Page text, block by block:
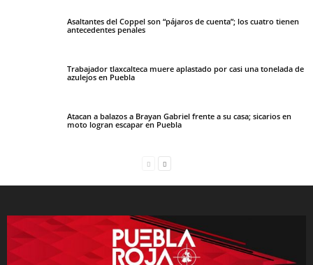
Asaltantes del Coppel son “pájaros de cuenta”; los cuatro tienen
antecedentes penales
Trabajador tlaxcalteca muere aplastado por casi una tonelada de
azulejos en Puebla
Atacan a balazos a Brayan Gabriel frente a su casa; sicarios en
moto logran escapar en Puebla